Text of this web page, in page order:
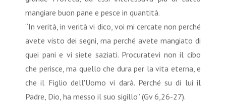
mangiare buon pane e pesce in quantità.
“In verità, in verità vi dico, voi mi cercate non perché
avete visto dei segni, ma perché avete mangiato di
quei pani e vi siete saziati. Procuratevi non il cibo
che perisce, ma quello che dura per la vita eterna, e
che il Figlio dell'Uomo vi darà. Perché su di lui il
Padre, Dio, ha messo il suo sigillo” (Gv 6,26-27).